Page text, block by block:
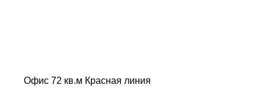
Офис 72 кв.м Красная линия